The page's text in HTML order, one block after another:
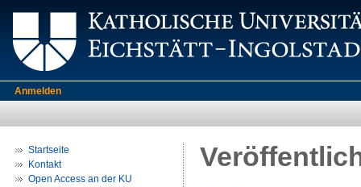
Anmelden
Startseite
Kontakt
Open Access an der KU